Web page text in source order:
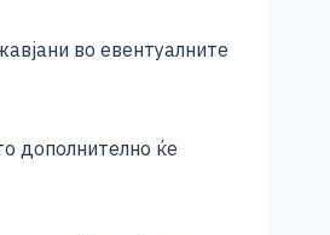
во евентуалните
дополнително ќе